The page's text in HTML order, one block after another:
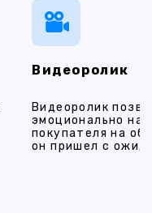
Видеоролик
Видеоролик
эмоционально
покупателя на
он пришел с